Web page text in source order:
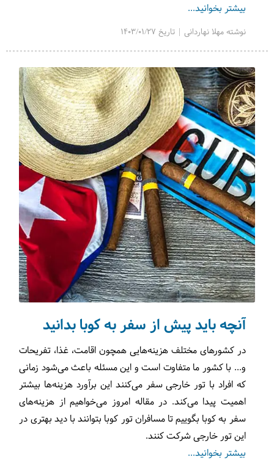
بیشتر بخوانید...
نوشته مهلا نهاردانی | تاریخ 1403/01/27
آنچه باید پیش از سفر به کوبا بدانید
در کشورهای مختلف هزینه‌هایی همچون اقامت، غذا، تفریحات
و... با کشور ما متفاوت است و این مسئله باعث می‌شود زمانی
که افراد با تور خارجی سفر می‌کنند این برآورد هزینه‌ها بیشتر
اهمیت پیدا می‌کند. در مقاله امروز می‌خواهیم از هزینه‌های
سفر به کوبا بگوییم تا مسافران تور کوبا بتوانند با دید بهتری در
این تور خارجی شرکت کنند.
بیشتر بخوانید...